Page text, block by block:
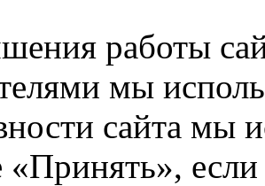
работы
мы
сайта мы
если